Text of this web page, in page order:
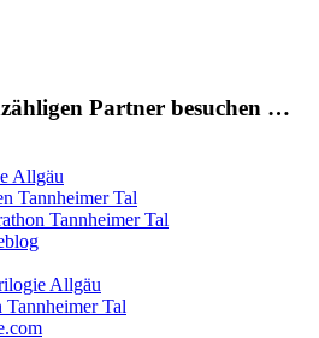
Partner besuchen …
Allgäu
Tannheimer Tal
Tannheimer Tal
Allgäu
Tannheimer Tal